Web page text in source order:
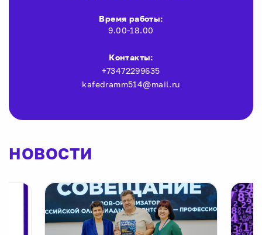
Время работы:
9.00-18.00
Контакты:
+73472299635
kafedramm514@mail.ru
НОВОСТИ